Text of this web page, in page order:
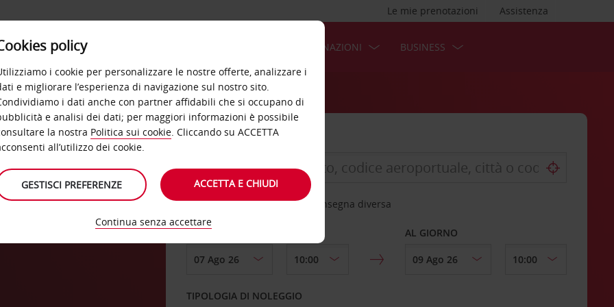
Assistenza
Le mie prenotazioni
OFFERTE DESTINAZIONI BUSINESS
Scegli una località di riconsegna diversa
DAL GIORNO AL GIORNO
TIPOLOGIA DI NOLEGGIO
policy
i cookie per personalizzare le nostre offerte, analizzare i
e migliorare l’esperienza di navigazione sul nostro sito.
i dati anche con partner affidabili che si occupano di
e analisi dei dati; per maggiori informazioni è possibile
la nostra Politica sui cookie. Cliccando su ACCETTA
all’utilizzo dei cookie.
GESTISCI PREFERENZE ACCETTA E CHIUDI
Continua senza accettare